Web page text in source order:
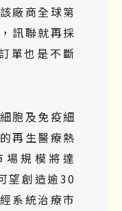
廠商全球第
訊聯就再採
單也是不斷
胞及免疫細
再生醫療熱
規模將達
望創造逾30
系統治療市